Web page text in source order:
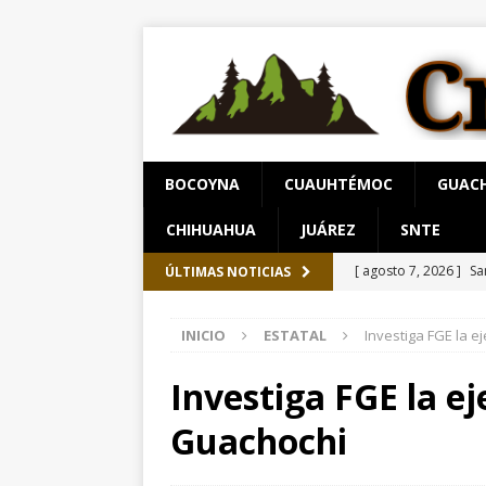
BOCOYNA CUAUHTÉMOC
CHIHUAHUA JUÁREZ SNTE
ÚLTIMAS NOTICIAS [ agosto 7, 2026 ]
[ agosto 7, 2026 ]
[ agosto 8, 2026 ]
INICIO ESTATAL Investiga FGE la
Investiga FGE la
Guachochi